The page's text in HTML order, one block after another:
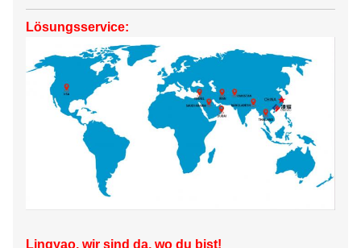
Lösungsservice:
Lingyao, wir sind da, wo du bist!